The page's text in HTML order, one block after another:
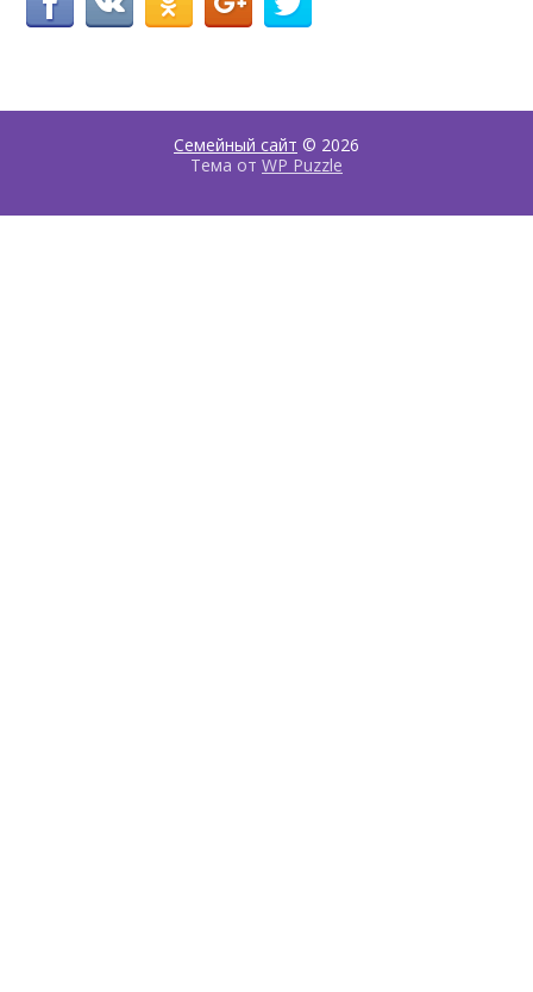
Семейный сайт © 2026
Тема от WP Puzzle